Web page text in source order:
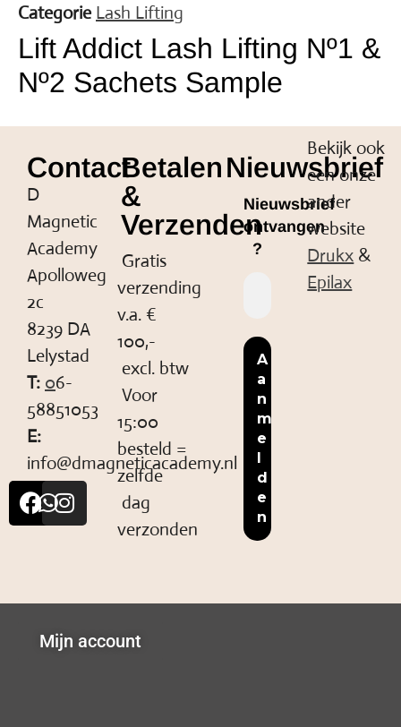
Categorie Lash Lifting
Lift Addict Lash Lifting Nº1 &
Nº2 Sachets Sample
Contact
D
Magnetic
Academy
Apolloweg
2c
8239 DA
Lelystad
T: 06-
58851053
E:
info@dmagneticacademy.nl
Betalen
&
Verzenden
Gratis
verzending
v.a. €
100,-
excl. btw
Voor
15:00
besteld =
zelfde
dag
verzonden
Nieuwsbrief
Nieuwsbrief
ontvangen
?
Bekijk ook
een onze
ander
website
Drukx &
Epilax
Mijn account